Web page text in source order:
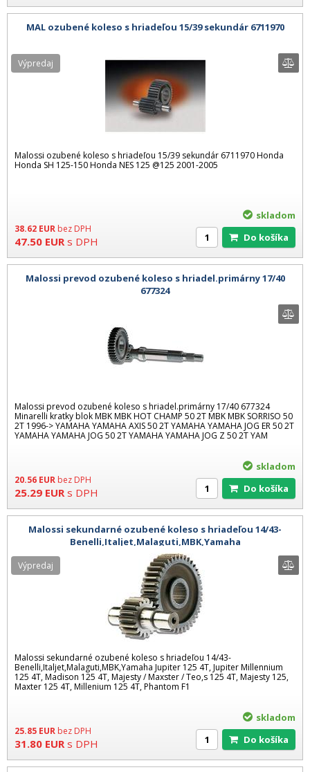
MAL ozubené koleso s hriadeľou 15/39 sekundár 6711970
Malossi ozubené koleso s hriadeľou 15/39 sekundár 6711970 Honda
Honda SH 125-150 Honda NES 125 @125 2001-2005
38.62 EUR bez DPH
47.50 EUR s DPH
Výpredaj
skladom
Do košíka
Malossi prevod ozubené koleso s hriadel.primárny 17/40
677324
Malossi prevod ozubené koleso s hriadel.primárny 17/40 677324
Minarelli kratky blok MBK MBK HOT CHAMP 50 2T MBK MBK SORRISO 50
2T 1996-> YAMAHA YAMAHA AXIS 50 2T YAMAHA YAMAHA JOG ER 50 2T
YAMAHA YAMAHA JOG 50 2T YAMAHA YAMAHA JOG Z 50 2T YAM
20.56 EUR bez DPH
25.29 EUR s DPH
skladom
Do košíka
Malossi sekundarné ozubené koleso s hriadeľou 14/43-
Benelli,Italjet,Malaguti,MBK,Yamaha
Malossi sekundarné ozubené koleso s hriadeľou 14/43-
Benelli,Italjet,Malaguti,MBK,Yamaha Jupiter 125 4T, Jupiter Millennium
125 4T, Madison 125 4T, Majesty / Maxster / Teo,s 125 4T, Majesty 125,
Maxter 125 4T, Millenium 125 4T, Phantom F1
25.85 EUR bez DPH
31.80 EUR s DPH
Výpredaj
skladom
Do košíka